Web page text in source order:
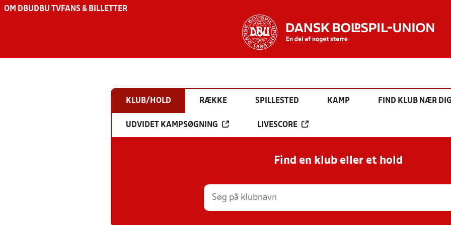
OM DBU DBU TV FANS & BILLETTER
KLUB/HOLD RÆKKE SPILLESTED KAMP FIND KLUB NÆR
UDVIDET KAMPSØGNING LIVESCORE
Find en klub eller et hold